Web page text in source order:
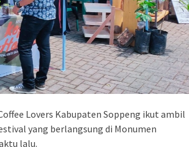
Lovers Kabupaten Soppeng ikut ambil
yang berlangsung di Monumen
lalu.